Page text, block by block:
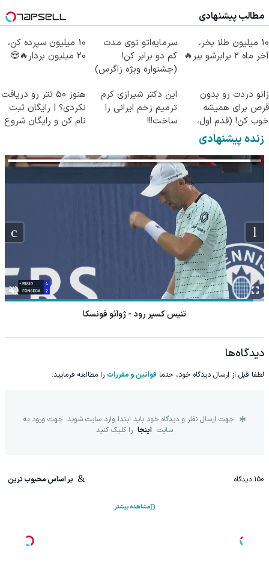
مطالب پیشنهادی
10 میلیون طلا بخر،
آخر ماه 2 برابرشو ببر🔥
سرمایه‌اتو توی مدت
کم دو برابر کن!
(جشنواره ویژه زاگرس)
10 میلیون سپرده کن،
20 میلیون بردار🔥😍
زانو دردت رو بدون
قرص برای همیشه
خوب کن! (قدم اول،
پرسش‌نامه)
این دکتر شیرازی کرم
ترمیم زخم ایرانی را
ساخت!!!
هنوز 50 تتر رو دریافت
نکردی؟ | رایگان ثبت
نام کن و رایگان شروع
زنده پیشنهادی
تنیس کسپر رود - ژوآئو فونسکا
دیدگاه‌ها
لطفا قبل از ارسال دیدگاه خود، حتما قوانین و مقررات را مطالعه فرمایید.
جهت ارسال نظر و دیدگاه خود باید ابتدا وارد سایت شوید. جهت ورود به
سایت اینجا را کلیک کنید
150 دیدگاه بر اساس محبوب ترین
مشاهده بیشتر